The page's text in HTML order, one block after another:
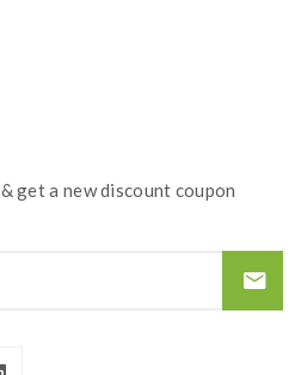
& get a new discount coupon